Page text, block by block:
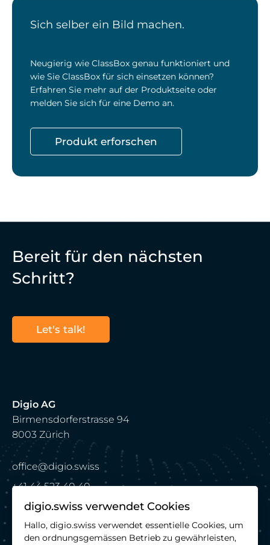
Sich selber ein Bild machen.
Neugierig wie ClassBox genau funktioniert und
wie Sie ClassBox für sich einsetzen können?
Erfahren Sie mehr auf der Produktseite oder
melden Sie sich für eine Demo an.
Produkt erforschen
Bereit für den nächsten
Schritt?
Let's talk!
Digio AG
Birmensdorferstrasse 94
8003 Zürich
office@digio.swiss
+41 44 523 40 40
Connect with us
digio.swiss verwendet Cookies
Hallo, digio.swiss verwendet essentielle Cookies, um
den ordnungsgemässen Betrieb zu gewährleisten,